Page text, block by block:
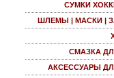
СУМКИ
ШЛЕМЫ | МАСКИ |
СМАЗКА
АКСЕССУАРЫ